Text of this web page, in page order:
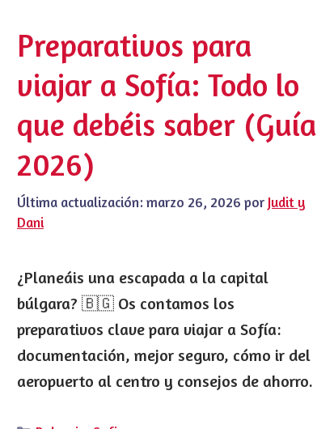
Preparativos para
viajar a Sofía: Todo lo
que debéis saber (Guía
2026)
Última actualización: marzo 26, 2026 por Judit y
Dani
¿Planeáis una escapada a la capital
búlgara? 🇧🇬 Os contamos los
preparativos clave para viajar a Sofía:
documentación, mejor seguro, cómo ir del
aeropuerto al centro y consejos de ahorro.